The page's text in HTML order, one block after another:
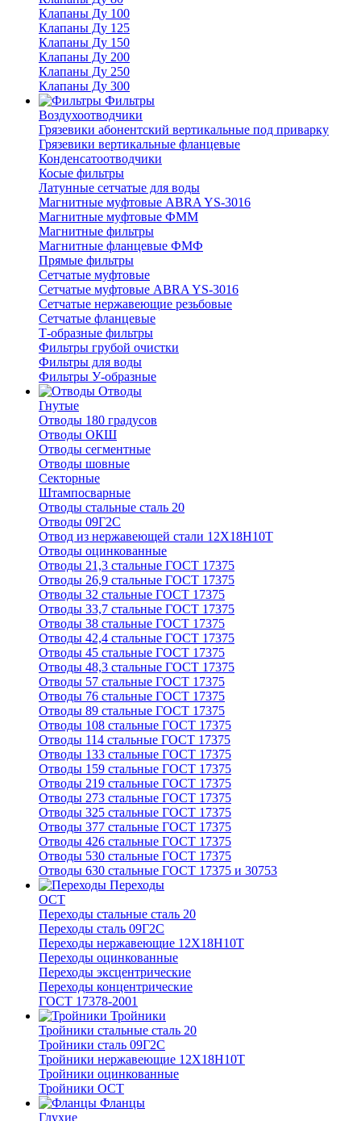
Клапаны Ду 100
Клапаны Ду 125
Клапаны Ду 150
Клапаны Ду 200
Клапаны Ду 250
Клапаны Ду 300
Фильтры
Воздухоотводчики
Грязевики абонентский вертикальные под приварку
Грязевики вертикальные фланцевые
Конденсатоотводчики
Косые фильтры
Латунные сетчатые для воды
Магнитные муфтовые ABRA YS-3016
Магнитные муфтовые ФММ
Магнитные фильтры
Магнитные фланцевые ФМФ
Прямые фильтры
Сетчатые муфтовые
Сетчатые муфтовые ABRA YS-3016
Сетчатые нержавеющие резьбовые
Сетчатые фланцевые
Т-образные фильтры
Фильтры грубой очистки
Фильтры для воды
Фильтры У-образные
Отводы
Гнутые
Отводы 180 градусов
Отводы ОКШ
Отводы сегментные
Отводы шовные
Секторные
Штампосварные
Отводы стальные сталь 20
Отводы 09Г2С
Отвод из нержавеющей стали 12Х18Н10Т
Отводы оцинкованные
Отводы 21,3 стальные ГОСТ 17375
Отводы 26,9 стальные ГОСТ 17375
Отводы 32 стальные ГОСТ 17375
Отводы 33,7 стальные ГОСТ 17375
Отводы 38 стальные ГОСТ 17375
Отводы 42,4 стальные ГОСТ 17375
Отводы 45 стальные ГОСТ 17375
Отводы 48,3 стальные ГОСТ 17375
Отводы 57 стальные ГОСТ 17375
Отводы 76 стальные ГОСТ 17375
Отводы 89 стальные ГОСТ 17375
Отводы 108 стальные ГОСТ 17375
Отводы 114 стальные ГОСТ 17375
Отводы 133 стальные ГОСТ 17375
Отводы 159 стальные ГОСТ 17375
Отводы 219 стальные ГОСТ 17375
Отводы 273 стальные ГОСТ 17375
Отводы 325 стальные ГОСТ 17375
Отводы 377 стальные ГОСТ 17375
Отводы 426 стальные ГОСТ 17375
Отводы 530 стальные ГОСТ 17375
Отводы 630 стальные ГОСТ 17375 и 30753
Переходы
ОСТ
Переходы стальные сталь 20
Переходы сталь 09Г2С
Переходы нержавеющие 12Х18Н10Т
Переходы оцинкованные
Переходы эксцентрические
Переходы концентрические
ГОСТ 17378-2001
Тройники
Тройники стальные сталь 20
Тройники сталь 09Г2С
Тройники нержавеющие 12Х18Н10Т
Тройники оцинкованные
Тройники ОСТ
Фланцы
Глухие